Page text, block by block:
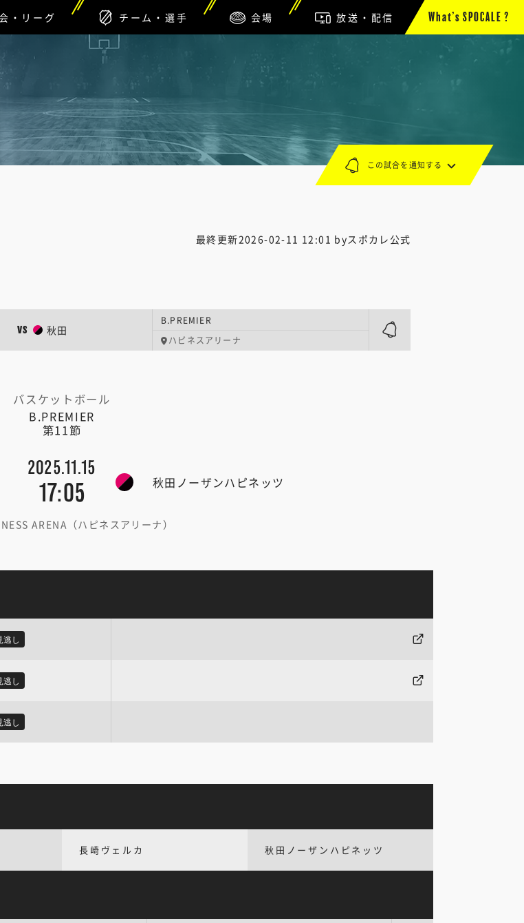
・リーグ チーム・選手 会場 放送・配信 What’s SPOCALE ?
最終更新2026-02-11 12:01 byスポカレ公式
VS 秋田
B.PREMIER
ハピネスアリーナ
バスケットボール
B.PREMIER
第11節
2025.11.15
17:05 秋田ノーザンハピネッツ
ARENA（ハピネスアリーナ）
この試合を通知する
逃し
逃し
逃し
長崎ヴェルカ 秋田ノーザンハピネッツ